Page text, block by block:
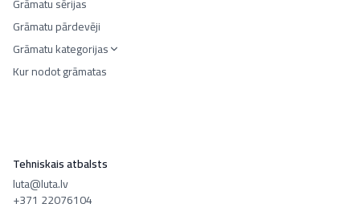
Grāmatu pārdevēji
Grāmatu kategorijas
Kur nodot grāmatas
Tehniskais atbalsts
luta@luta.lv
+371 22076104